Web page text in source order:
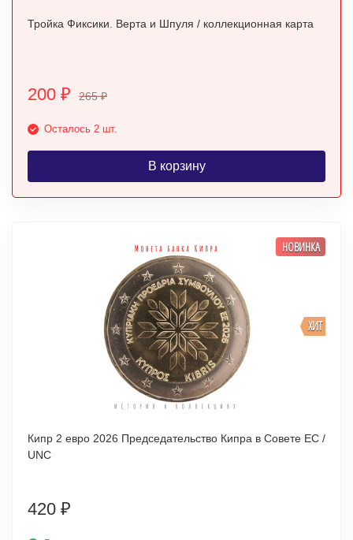
Тройка Фиксики. Верта и Шпуля / коллекционная карта
200 ₽ 265₽
Осталось 2 шт.
В корзину
ХИТ
НОВИНКА
Кипр 2 евро 2026 Председательство Кипра в Совете ЕС /
UNC
420 ₽